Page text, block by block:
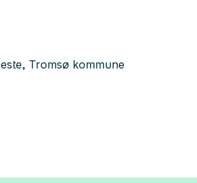
Tromsø kommune